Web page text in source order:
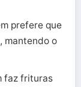
prefere que
mantendo o
faz frituras